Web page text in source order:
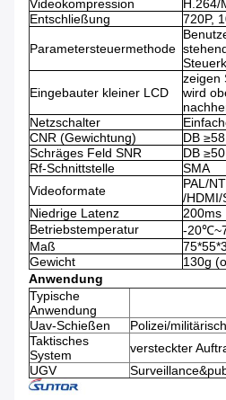
Videokompression
H.264/
Entschließung
720P,
Parametersteuermethode
Eingebauter kleiner LCD
zeigen
wird
Netzschalter
CNR (Gewichtung)
DB ≥58
Schräges Feld SNR
DB ≥50
Rf-Schnittstelle
SMA
Videoformate
PAL/
/HDMI/
Niedrige Latenz
200ms
Betriebstemperatur
-
Maß
Gewicht
130g
Anwendung
Typische
Anwendung
Uav-Schießen
Polizei/
Taktisches
System
versteckter
UGV